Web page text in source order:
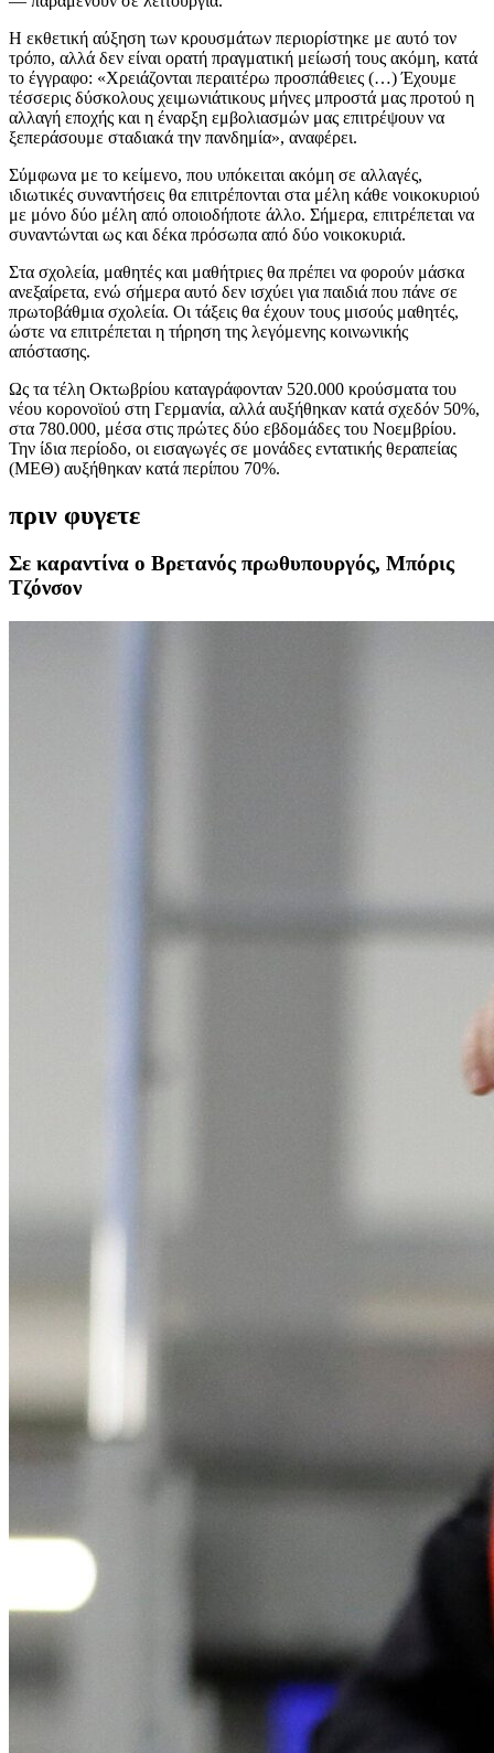
Η εκθετική αύξηση των κρουσμάτων περιορίστηκε με αυτό τον
τρόπο, αλλά δεν είναι ορατή πραγματική μείωσή τους ακόμη, κατά
το έγγραφο: «Χρειάζονται περαιτέρω προσπάθειες (…) Έχουμε
τέσσερις δύσκολους χειμωνιάτικους μήνες μπροστά μας προτού η
αλλαγή εποχής και η έναρξη εμβολιασμών μας επιτρέψουν να
ξεπεράσουμε σταδιακά την πανδημία», αναφέρει.
Σύμφωνα με το κείμενο, που υπόκειται ακόμη σε αλλαγές,
ιδιωτικές συναντήσεις θα επιτρέπονται στα μέλη κάθε νοικοκυριού
με μόνο δύο μέλη από οποιοδήποτε άλλο. Σήμερα, επιτρέπεται να
συναντώνται ως και δέκα πρόσωπα από δύο νοικοκυριά.
Στα σχολεία, μαθητές και μαθήτριες θα πρέπει να φορούν μάσκα
ανεξαίρετα, ενώ σήμερα αυτό δεν ισχύει για παιδιά που πάνε σε
πρωτοβάθμια σχολεία. Οι τάξεις θα έχουν τους μισούς μαθητές,
ώστε να επιτρέπεται η τήρηση της λεγόμενης κοινωνικής
απόστασης.
Ως τα τέλη Οκτωβρίου καταγράφονταν 520.000 κρούσματα του
νέου κορονοϊού στη Γερμανία, αλλά αυξήθηκαν κατά σχεδόν 50%,
στα 780.000, μέσα στις πρώτες δύο εβδομάδες του Νοεμβρίου.
Την ίδια περίοδο, οι εισαγωγές σε μονάδες εντατικής θεραπείας
(ΜΕΘ) αυξήθηκαν κατά περίπου 70%.
πριν φυγετε
Σε καραντίνα ο Βρετανός πρωθυπουργός, Μπόρις
Τζόνσον